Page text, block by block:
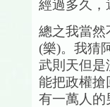
經過多久，
總之我當然
(樂)。我猜
武則天但是
能把政權搶
有一萬人的